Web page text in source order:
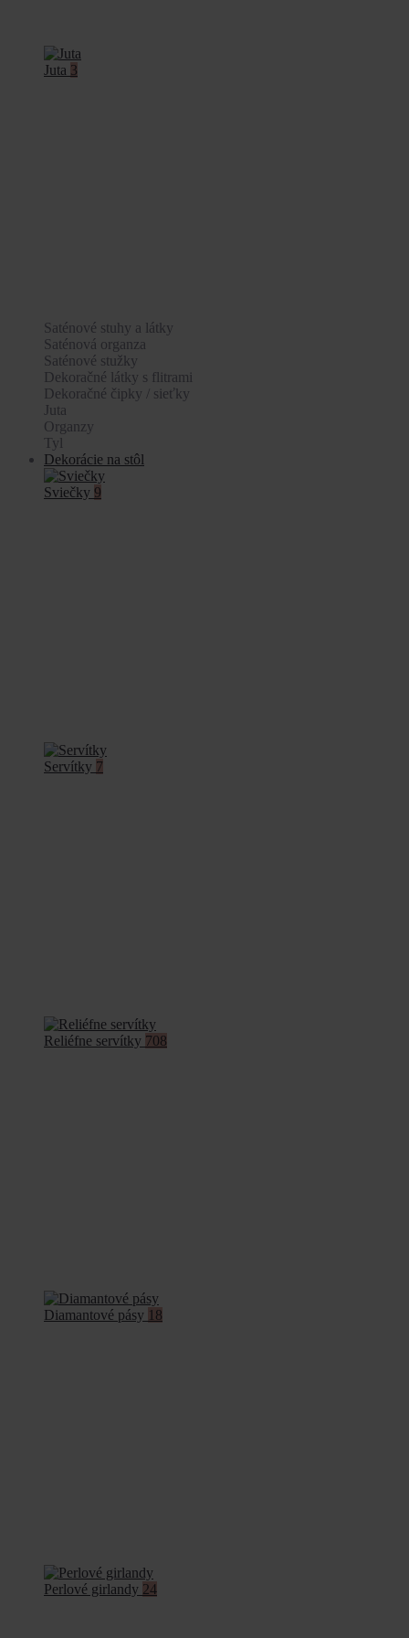
Juta 3
Saténové stuhy a látky
Saténová organza
Saténové stužky
Dekoračné látky s flitrami
Dekoračné čipky / sieťky
Juta
Organzy
Tyl
Dekorácie na stôl
Sviečky 9
Servítky 7
Reliéfne servítky 708
Diamantové pásy 18
Perlové girlandy 24